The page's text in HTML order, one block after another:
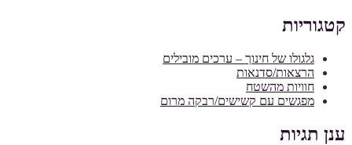
קטגוריות
גלגולו של חינוך – ערכים מובילים
הרצאות/סדנאות
חוויות מהשטח
מפגשים עם קשישים/רבקה מרום
ענן תגיות